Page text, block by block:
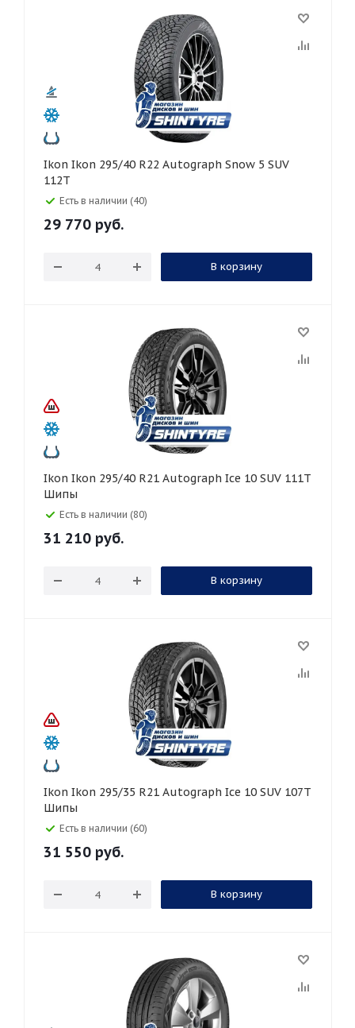
Ikon Ikon 295/40 R22 Autograph Snow 5 SUV
112T
Есть в наличии (40)
29 770 руб.
В корзину
Ikon Ikon 295/40 R21 Autograph Ice 10 SUV 111T
Шипы
Есть в наличии (80)
31 210 руб.
В корзину
Ikon Ikon 295/35 R21 Autograph Ice 10 SUV 107T
Шипы
Есть в наличии (60)
31 550 руб.
В корзину